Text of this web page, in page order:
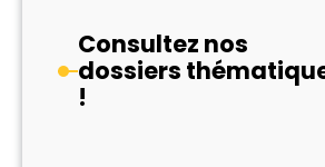
Consultez nos
dossiers
!